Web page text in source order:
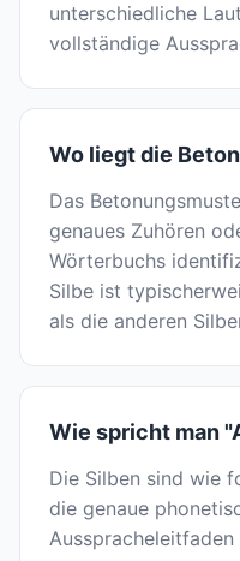
unterschiedliche
vollständige
Wo liegt die
Das
genaues Zuhören
Wörterbuchs
Silbe ist
als die anderen
Wie spricht man
Die Silben sind wie
die genaue
Ausspracheleitfaden